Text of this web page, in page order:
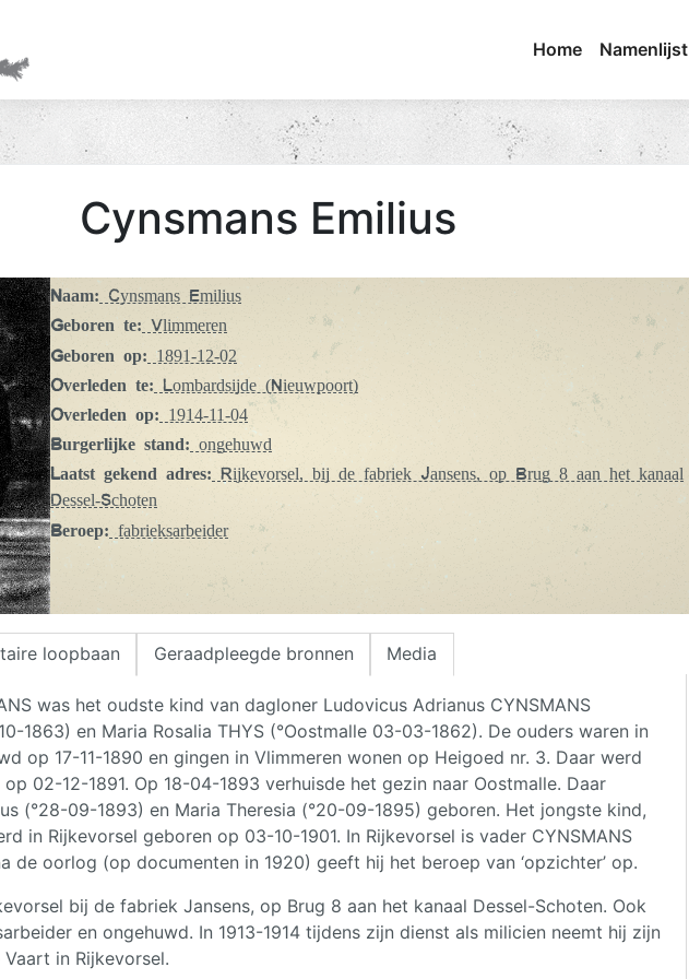
Home Namenlijst
Cynsmans Emilius
Naam: Cynsmans Emilius
Geboren te: Vlimmeren
Geboren op: 1891-12-02
Overleden te: Lombardsijde (Nieuwpoort)
Overleden op: 1914-11-04
Burgerlijke stand: ongehuwd
Laatst gekend adres: Rijkevorsel, bij de fabriek Jansens, op Brug 8 aan het kanaal
Dessel-Schoten
Beroep: fabrieksarbeider
loopbaan Geraadpleegde bronnen Media
was het oudste kind van dagloner Ludovicus Adrianus CYNSMANS
1863) en Maria Rosalia THYS (°Oostmalle 03-03-1862). De ouders waren in
op 17-11-1890 en gingen in Vlimmeren wonen op Heigoed nr. 3. Daar werd
02-12-1891. Op 18-04-1893 verhuisde het gezin naar Oostmalle. Daar
(°28-09-1893) en Maria Theresia (°20-09-1895) geboren. Het jongste kind,
in Rijkevorsel geboren op 03-10-1901. In Rijkevorsel is vader CYNSMANS
de oorlog (op documenten in 1920) geeft hij het beroep van ‘opzichter’ op.
bij de fabriek Jansens, op Brug 8 aan het kanaal Dessel-Schoten. Ook
en ongehuwd. In 1913-1914 tijdens zijn dienst als milicien neemt hij zijn
in Rijkevorsel.